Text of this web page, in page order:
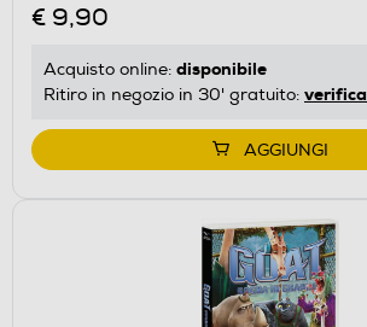
€ 9,90
Acquisto online: disponibile
Ritiro in negozio in 30' gratuito: verifica
AGGIUNGI